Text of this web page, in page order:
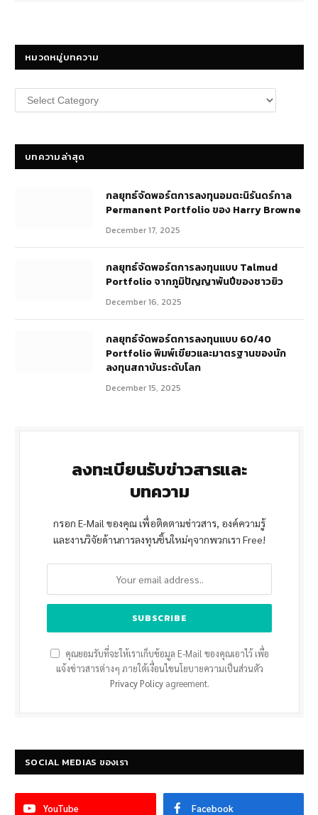
หมวดหมู่บทความ
หมวด
หมู่
บทความล่าสุด
กลยุทธ์​จัดพอร์ตการลงทุนอมตะนิรันดร์กาล
Permanent Portfolio ของ Harry Browne
December 17, 2025
กลยุทธ์จัดพอร์ตการลงทุนแบบ Talmud
Portfolio จากภูมิปัญญาพันปีของชาวยิว
December 16, 2025
กลยุทธ์จัดพอร์ตการลงทุนแบบ 60/40
Portfolio พิมพ์เขียวและมาตรฐานของนัก
ลงทุนสถาบันระดับโลก
December 15, 2025
ลงทะเบียนรับข่าวสารและ
บทความ
กรอก E-Mail ของคุณ เพื่อติดตามข่าวสาร, องค์ความรู้
และงานวิจัยด้านการลงทุนชิ้นใหม่ๆจากพวกเรา Free!
คุณยอมรับที่จะให้เราเก็บข้อมูล E-Mail ของคุณเอาไว้ เพื่อ
แจ้งข่าวสารต่างๆ ภายใต้เงื่อนไขนโยบายความเป็นส่วนตัว
Privacy Policyagreement.
SOCIAL MEDIAS ของเรา
YouTube Facebook